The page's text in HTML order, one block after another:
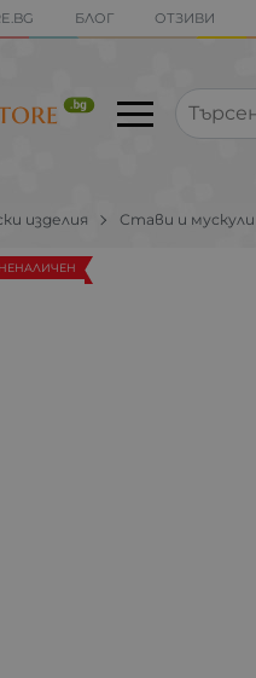
БЛОГ ОТЗИВИ
изделия Стави и мускули
НЕНАЛИЧЕН